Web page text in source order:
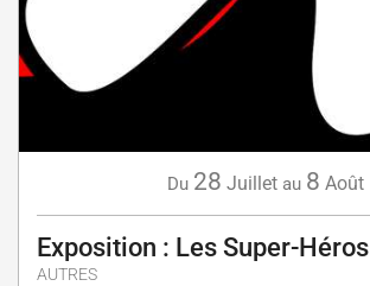
Du 28 Juillet au 8 Août
Exposition : Les Super-Héros
AUTRES